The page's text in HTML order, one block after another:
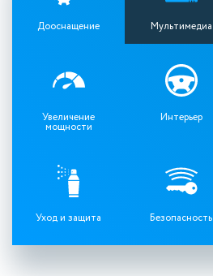
Дооснащение Мультимедиа
Увеличение
мощности
Интерьер
Уход и защита Безопасность